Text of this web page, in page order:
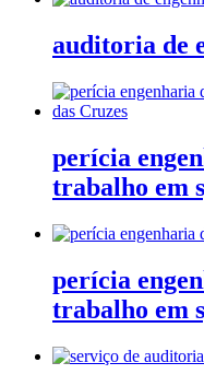
auditoria de
perícia
trabalho em
perícia
trabalho em